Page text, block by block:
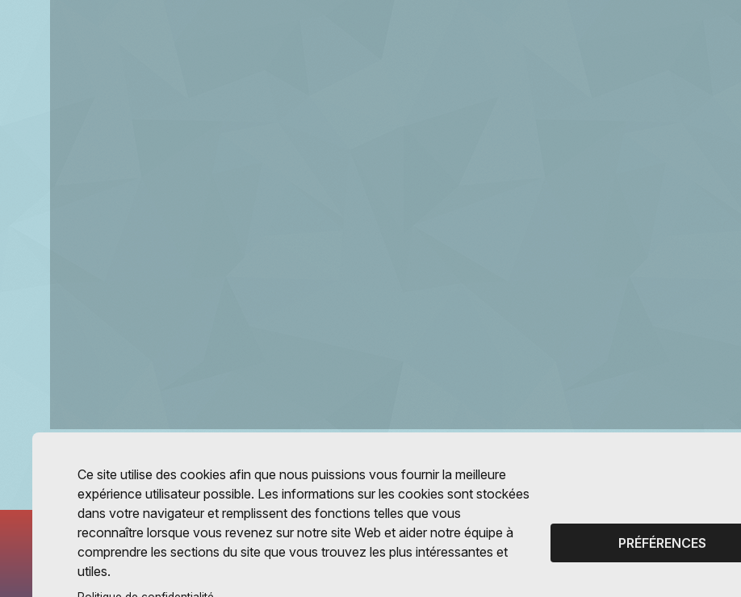
Ce site utilise des cookies afin que nous puissions vous fournir la meilleure
expérience utilisateur possible. Les informations sur les cookies sont stockées
dans votre navigateur et remplissent des fonctions telles que vous
reconnaître lorsque vous revenez sur notre site Web et aider notre équipe à
comprendre les sections du site que vous trouvez les plus intéressantes et
utiles.
PRÉFÉRENCES